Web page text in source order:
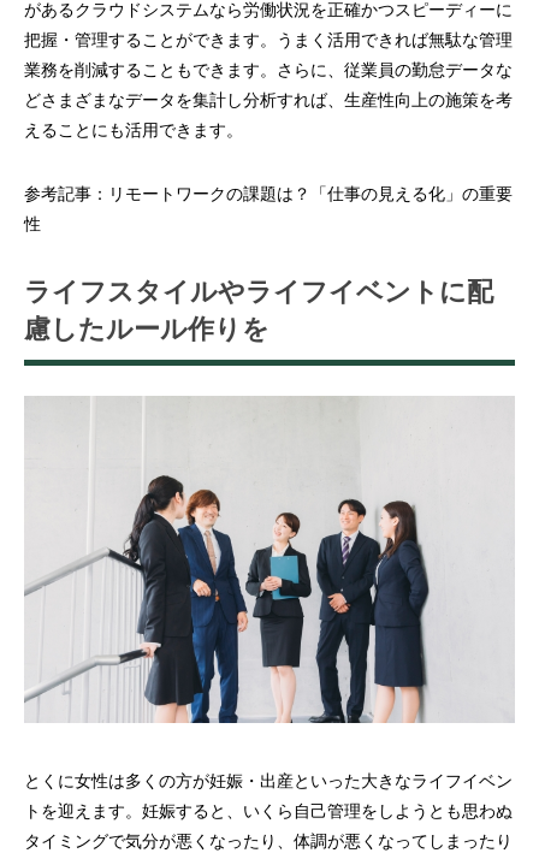
があるクラウドシステムなら労働状況を正確かつスピーディーに
把握・管理することができます。うまく活用できれば無駄な管理
業務を削減することもできます。さらに、従業員の勤怠データな
どさまざまなデータを集計し分析すれば、生産性向上の施策を考
えることにも活用できます。
参考記事： リモートワークの課題は？「仕事の見える化」の重要
性
ライフスタイルやライフイベントに配
慮したルール作りを
とくに女性は多くの方が妊娠・出産といった大きなライフイベン
トを迎えます。妊娠すると、いくら自己管理をしようとも思わぬ
タイミングで気分が悪くなったり、体調が悪くなってしまったり